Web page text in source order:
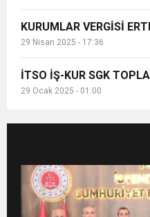
KURUMLAR VERGİSİ
29 Nisan 2025 - 17:36
İTSO İŞ-KUR SGK
29 Ocak 2025 - 01:00